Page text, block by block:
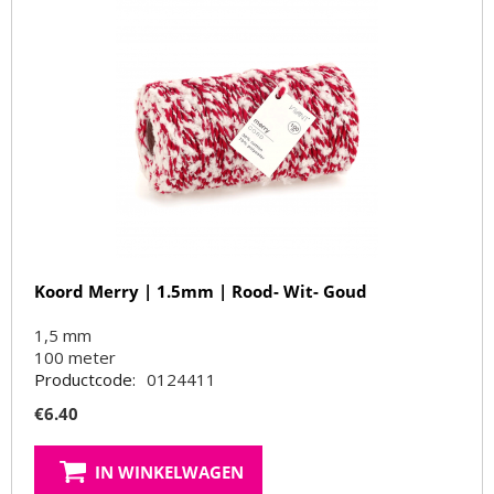
Koord Merry | 1.5mm | Rood- Wit- Goud
1,5 mm
100 meter
Productcode: 0124411
€6.40
IN WINKELWAGEN